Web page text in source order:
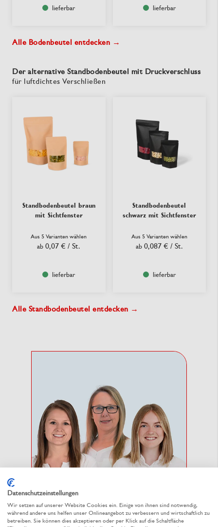
lieferbar lieferbar
Alle Bodenbeutel entdecken →
Der alternative Standbodenbeutel mit Druckverschluss
für luftdichtes Verschließen
Standbodenbeutel braun
mit Sichtfenster
Aus 5 Varianten wählen
ab 0,07 € / St.
lieferbar
Standbodenbeutel
schwarz mit Sichtfenster
Aus 5 Varianten wählen
ab 0,087 € / St.
lieferbar
Alle Standbodenbeutel entdecken →
Wir beraten Sie gerne!
Datenschutzeinstellungen
Wir setzen auf unserer Website Cookies ein. Einige von ihnen sind notwendig,
während andere uns helfen unser Onlineangebot zu verbessern und wirtschaftlich zu
betreiben. Sie können dies akzeptieren oder per Klick auf die Schaltfläche